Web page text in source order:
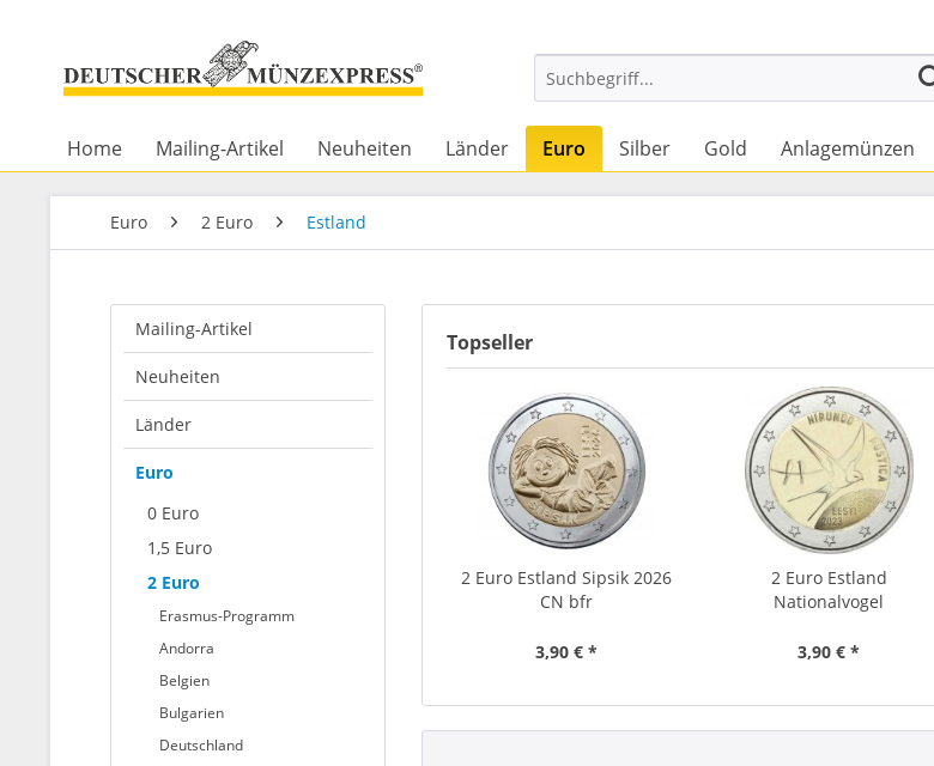
Home Mailing-Artikel Neuheiten Länder Euro Silber Gold Anlagemünzen
Euro 2 Euro Estland
Mailing-Artikel
Neuheiten
Länder
Euro
0 Euro
1,5 Euro
2 Euro
Erasmus-Programm
Andorra
Belgien
Bulgarien
Deutschland
Topseller
2 Euro Estland Sipsik 2026
CN bfr
3,90 € *
2 Euro Estland
Nationalvogel
3,90 € *